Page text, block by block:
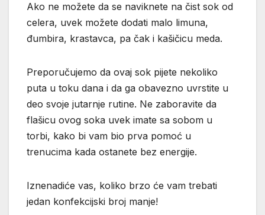
Ako ne možete da se naviknete na čist sok od
celera, uvek možete dodati malo limuna,
đumbira, krastavca, pa čak i kašičicu meda.
Preporučujemo da ovaj sok pijete nekoliko
puta u toku dana i da ga obavezno uvrstite u
deo svoje jutarnje rutine. Ne zaboravite da
flašicu ovog soka uvek imate sa sobom u
torbi, kako bi vam bio prva pomoć u
trenucima kada ostanete bez energije.
Iznenadiće vas, koliko brzo će vam trebati
jedan konfekcijski broj manje!